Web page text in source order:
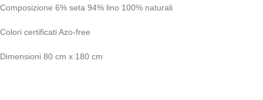
Composizione 6% seta 94% lino 100% naturali
Colori certificati Azo-free
Dimensioni 80 cm x 180 cm